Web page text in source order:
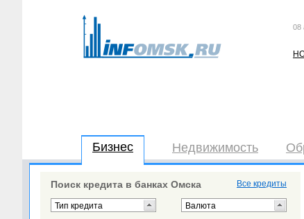
08
Бизнес Недвижимость
Поиск кредита в банках Омска Все кредиты